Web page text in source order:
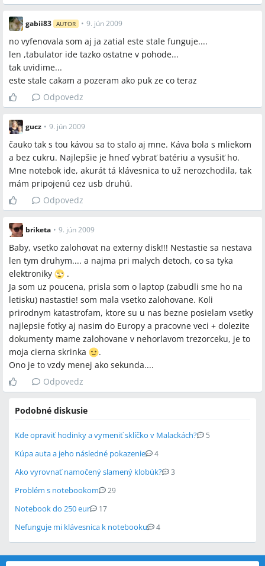
gabii83 AUTOR • 9. jún 2009
no vyfenovala som aj ja zatial este stale funguje....
len ,tabulator ide tazko ostatne v pohode...
tak uvidime...
este stale cakam a pozeram ako puk ze co teraz
Odpovedz
gucz • 9. jún 2009
čauko tak s tou kávou sa to stalo aj mne. Káva bola s mliekom
a bez cukru. Najlepšie je hneď vybrať batériu a vysušiť ho.
Mne notebok ide, akurát tá klávesnica to už nerozchodila, tak
mám pripojenú cez usb druhú.
Odpovedz
briketa • 9. jún 2009
Baby, vsetko zalohovat na externy disk!!! Nestastie sa nestava
len tym druhym.... a najma pri malych detoch, co sa tyka
elektroniky
.
Ja som uz poucena, prisla som o laptop (zabudli sme ho na
letisku) nastastie! som mala vsetko zalohovane. Koli
prirodnym katastrofam, ktore su u nas bezne posielam vsetky
najlepsie fotky aj nasim do Europy a pracovne veci + dolezite
dokumenty mame zalohovane v nehorlavom trezorceku, je to
moja cierna skrinka
.
Ono je to vzdy menej ako sekunda....
Odpovedz
Podobné diskusie
Kde opraviť hodinky a vymeniť sklíčko v Malackách? 5
Kúpa auta a jeho následné pokazenie 4
Ako vyrovnať namočený slamený klobúk? 3
Problém s notebookom 29
Notebook do 250 eur 17
Nefunguje mi klávesnica k notebooku 4